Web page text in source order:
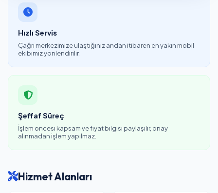
Hızlı Servis
Çağrı merkezimize ulaştığınız andan itibaren en yakın mobil
ekibimiz yönlendirilir.
Şeffaf Süreç
İşlem öncesi kapsam ve fiyat bilgisi paylaşılır, onay
alınmadan işlem yapılmaz.
Hizmet Alanları